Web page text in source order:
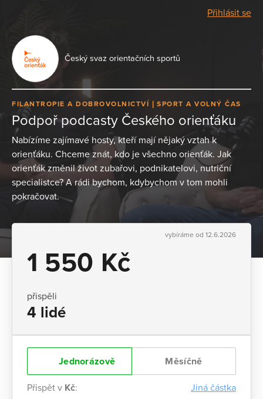
Přihlásit se
Český svaz orientačních sportů
FILANTROPIE A DOBROVOLNICTVÍ SPORT A VOLNÝ ČAS
Podpoř podcasty Českého orienťáku
Nabízíme zajímavé hosty, kteří mají nějaký vztah k
orienťáku. Chceme znát, kdo je všechno orienťák. Jak
orienťák změnil život zubařovi, podnikatelovi, nutriční
specialistce? A rádi bychom, kdybychom v tom mohli
pokračovat.
vybíráme od 12.6.2026
1 550 Kč
přispěli
4 lidé
Jednorázově Měsíčně
Přispět v Kč: Jiná částka